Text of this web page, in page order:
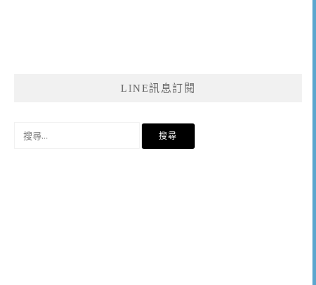
LINE訊息訂閱